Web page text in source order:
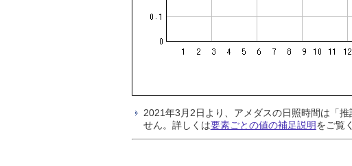
2021年3月2日より、アメダスの日照時間は「
せん。詳しくは要素ごとの値の補足説明をご覧